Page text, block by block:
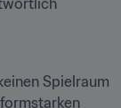
Spielraum